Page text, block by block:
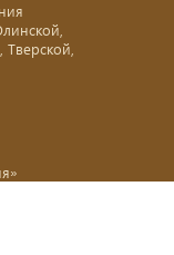
Тверской,